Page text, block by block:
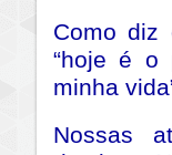
Como diz
“hoje é o
minha
Nossas